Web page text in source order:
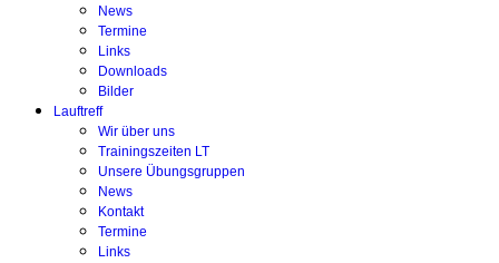
News
Termine
Links
Downloads
Bilder
Lauftreff
Wir über uns
Trainingszeiten LT
Unsere Übungsgruppen
News
Kontakt
Termine
Links